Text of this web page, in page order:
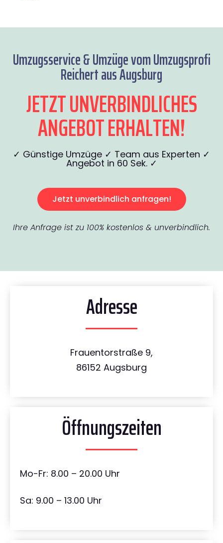
Umzugsservice & Umzüge vom Umzugsprofi
Reichert aus Augsburg
JETZT UNVERBINDLICHES
ANGEBOT ERHALTEN!
✓ Günstige Umzüge ✓ Team aus Experten ✓
Angebot in 60 Sek. ✓
Jetzt unverbindlich anfragen!
Ihre Anfrage ist zu 100% kostenlos & unverbindlich.
Adresse
Frauentorstraße 9,
86152 Augsburg
Öffnungszeiten
Mo-Fr: 8.00 – 20.00 Uhr
Sa: 9.00 – 13.00 Uhr